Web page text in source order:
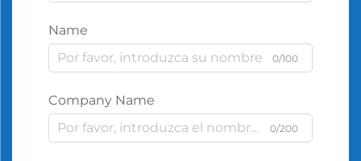
Name
0/100
Company Name
0/200